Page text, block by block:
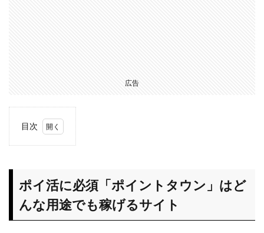
広告
目次
必須
「ポ
イン
ポイ活に必須「ポイントタウン」はど
んな用途でも稼げるサイト